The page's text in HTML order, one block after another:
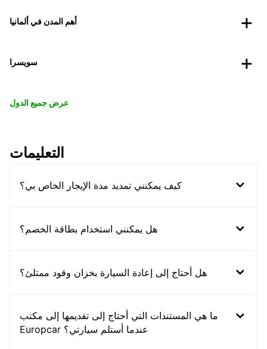
أهم المدن في ألمانيا
سويسرا
عرض جميع الدول
التعليمات
كيف يمكنني تمديد مدة الإيجار الخاص بي؟
هل يمكنني استخدام بطاقة الخصم؟
هل أحتاج إلى إعادة السيارة بخزان وقود ممتلئ؟
ما هي المستندات التي أحتاج إلى تقديمها إلى مكتب
Europcar عندما أستلم سيارتي؟